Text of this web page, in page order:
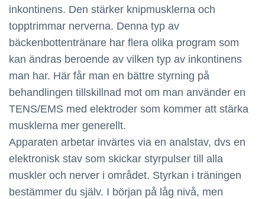
inkontinens. Den stärker knipmusklerna och
topptrimmar nerverna. Denna typ av
bäckenbottentränare har flera olika program som
kan ändras beroende av vilken typ av inkontinens
man har. Här får man en bättre styrning på
behandlingen tillskillnad mot om man använder en
TENS/EMS med elektroder som kommer att stärka
musklerna mer generellt.
Apparaten arbetar invärtes via en analstav, dvs en
elektronisk stav som skickar styrpulser till alla
muskler och nerver i området. Styrkan i träningen
bestämmer du själv. I början på låg nivå, men